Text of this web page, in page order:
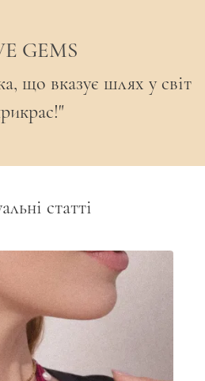
GEMS
що вказує шлях у світ
статті